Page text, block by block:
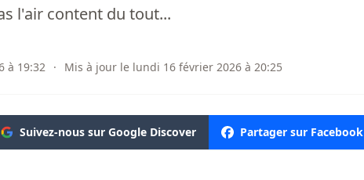
l'air content du tout...
à 19:32 · Mis à jour le lundi 16 février 2026 à 20:25
Suivez-nous sur Google Discover Partager sur Facebook